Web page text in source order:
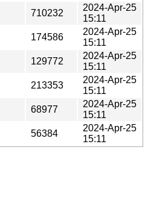
710232
2024-Apr-25
15:11
174586
2024-Apr-25
15:11
129772
2024-Apr-25
15:11
213353
2024-Apr-25
15:11
68977
2024-Apr-25
15:11
56384
2024-Apr-25
15:11